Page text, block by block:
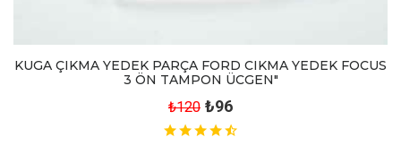
KUGA ÇIKMA YEDEK PARÇA FORD CIKMA YEDEK FOCUS
3 ÖN TAMPON ÜCGEN"
₺120 ₺96